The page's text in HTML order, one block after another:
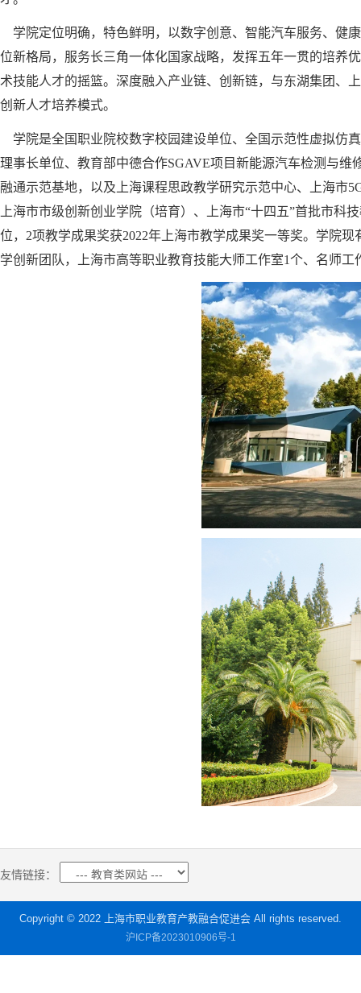
学院定位明确，特色鲜明，以数字创意、智能汽车服务、健
位新格局，服务长三角一体化国家战略，发挥五年一贯的培养
术技能人才的摇篮。深度融入产业链、创新链，与东湖集团、
创新人才培养模式。
学院是全国职业院校数字校园建设单位、全国示范性虚拟仿
理事长单位、教育部中德合作SGAVE项目新能源汽车检测与
融通示范基地，以及上海课程思政教学研究示范中心、上海市
上海市市级创新创业学院（培育）、上海市“十四五”首批市
位，2项教学成果奖获2022年上海市教学成果奖一等奖。学院
学创新团队，上海市高等职业教育技能大师工作室1个、名师工
友情链接：
Copyright © 2022 上海市职业教育产教融合促进会 All rights reserved.
沪ICP备2023010906号-1